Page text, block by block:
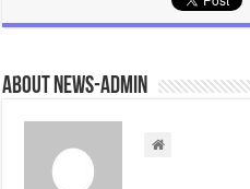
About news-admin